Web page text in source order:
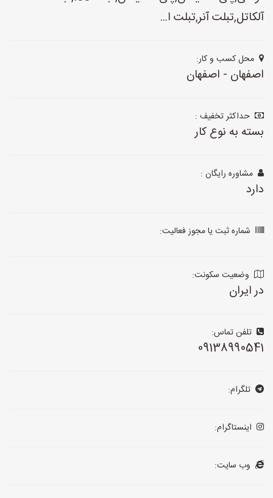
آلکاتل,تبلت آنر,تبلت ا...
محل کسب و کار:
اصفهان - اصفهان
حداکثر تخفیف :
بسته به نوع کار
مشاوره رایگان :
دارد
شماره ثبت یا مجوز فعالیت:
وضعیت سکونت:
در ایران
تلفن تماس:
09138990541
تلگرام:
اینستاگرام:
وب سایت: